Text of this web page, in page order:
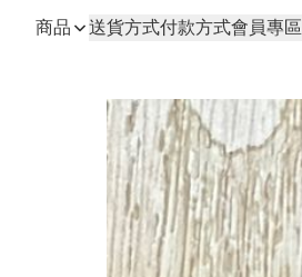
商品 送貨方式付款方式會員專區